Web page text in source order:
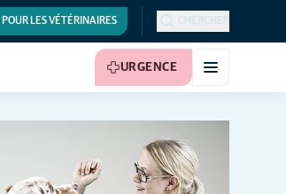
POUR LES VÉTÉRINAIRES CHERCHER
URGENCE